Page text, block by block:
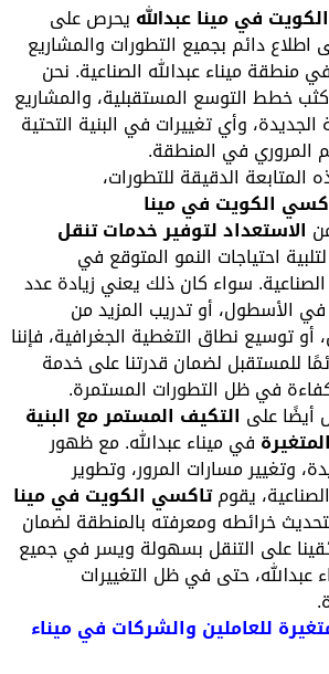
في مينا عبداللهيحرص على
دائم بجميع التطورات والمشاريع
ميناء عبدالله الصناعية. نحن
خطط التوسع المستقبلية، والمشاريع
وأي تغييرات في البنية التحتية
في المنطقة.
الدقيقة للتطورات،
الكويت في مينا
لتوفير خدمات تنقل
احتياجات النمو المتوقع في
سواء كان ذلك يعني زيادة عدد
الأسطول، أو تدريب المزيد من
توسيع نطاق التغطية الجغرافية، فإننا
لضمان قدرتنا على خدمة
في ظل التطورات المستمرة.
علىالتكيف المستمر مع البنية
في ميناء عبدالله. مع ظهور
مسارات المرور، وتطوير
يقومتاكسي الكويت في مينا
خرائطه ومعرفته بالمنطقة لضمان
على التنقل بسهولة ويسر في جميع
حتى في ظل التغييرات
للعاملين والشركات في ميناء